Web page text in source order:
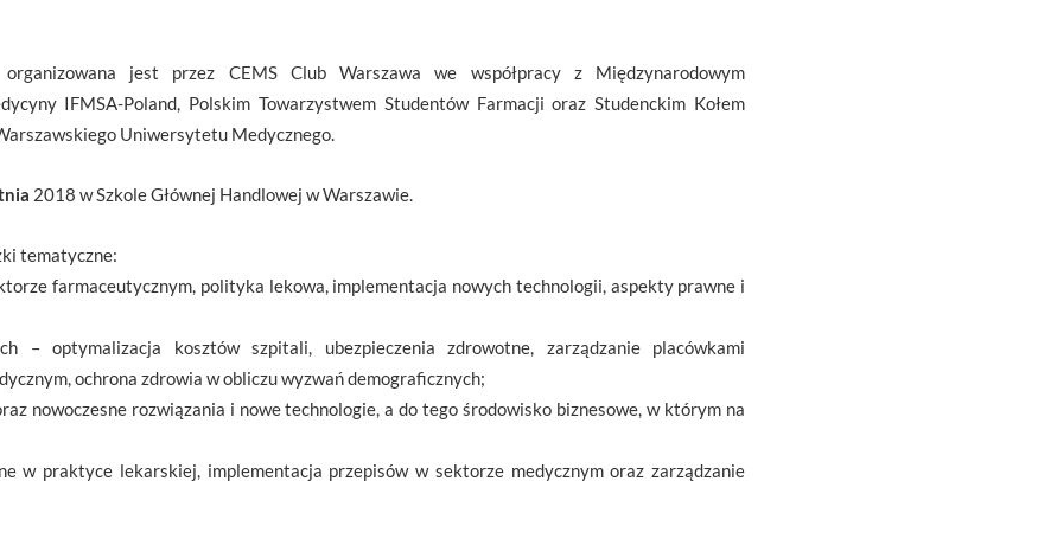
jest przez CEMS Club Warszawa we współpracy z Międzynarodowym
IFMSA-Poland, Polskim Towarzystwem Studentów Farmacji oraz Studenckim Kołem
Uniwersytetu Medycznego.
2018 w Szkole Głównej Handlowej w Warszawie.
tematyczne:
farmaceutycznym, polityka lekowa, implementacja nowych technologii, aspekty prawne i
– optymalizacja kosztów szpitali, ubezpieczenia zdrowotne, zarządzanie placówkami
ochrona zdrowia w obliczu wyzwań demograficznych;
nowoczesne rozwiązania i nowe technologie, a do tego środowisko biznesowe, w którym na
w praktyce lekarskiej, implementacja przepisów w sektorze medycznym oraz zarządzanie